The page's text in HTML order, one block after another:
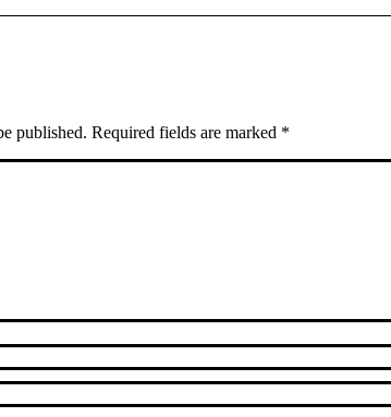
published. Required fields are marked *